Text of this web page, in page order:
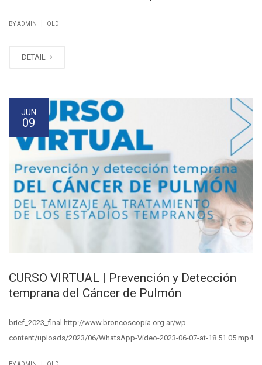
BY ADMIN OLD
DETAIL
JUN
09
CURSO VIRTUAL | Prevención y Detección
temprana del Cáncer de Pulmón
brief_2023_final http://www.broncoscopia.org.ar/wp-
content/uploads/2023/06/WhatsApp-Video-2023-06-07-at-18.51.05.mp4